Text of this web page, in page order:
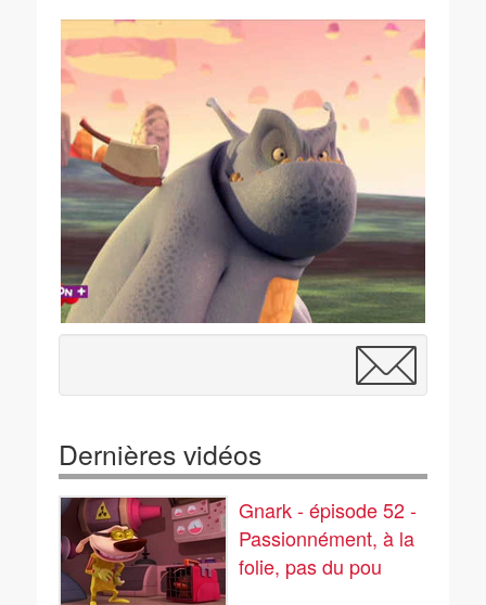
Dernières vidéos
Gnark - épisode 52 -
Passionnément, à la
folie, pas du pou